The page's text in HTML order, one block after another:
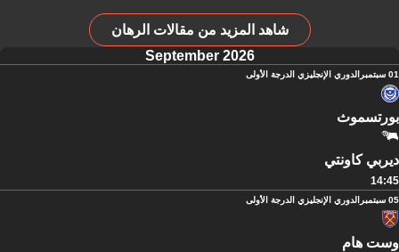
شاهد المزيد من مقالات الرهان
September 2026
01 سبتمبر الدوري الإنجليزي الدرجة الأولى
بورتسموث
ديربي كاونتي
14:45
05 سبتمبر الدوري الإنجليزي الدرجة الأولى
وست هام